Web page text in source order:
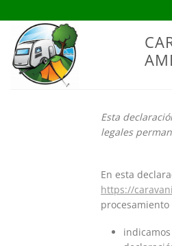
al
contenido
Esta
legales
En esta
https://